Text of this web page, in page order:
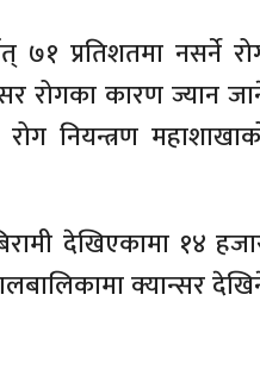
७१ प्रतिशतमा नसर्ने
रोगका कारण ज्यान
नियन्त्रण
देखिएकामा १४
क्यान्सर